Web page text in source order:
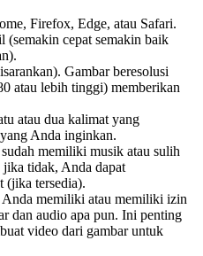
Firefox, Edge, atau Safari.
(semakin cepat semakin baik
Gambar beresolusi
atau lebih tinggi) memberikan
atau dua kalimat yang
Anda inginkan.
memiliki musik atau sulih
jika tidak, Anda dapat
(jika tersedia).
Anda memiliki atau memiliki izin
dan audio apa pun. Ini penting
video dari gambar untuk